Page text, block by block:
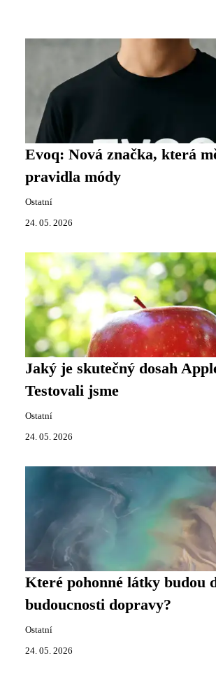
Evoq: Nová značka, která
pravidla módy
Ostatní
24. 05. 2026
Jaký je skutečný dosah
Testovali jsme
Ostatní
24. 05. 2026
Které pohonné látky budou
budoucnosti dopravy?
Ostatní
24. 05. 2026